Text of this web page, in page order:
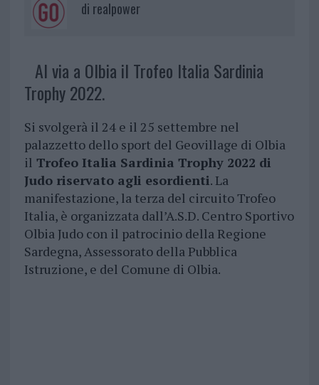
di realpower
Al via a Olbia il Trofeo Italia Sardinia
Trophy 2022.
Si svolgerà il 24 e il 25 settembre nel
palazzetto dello sport del Geovillage di Olbia
il Trofeo Italia Sardinia Trophy 2022 di
Judo riservato agli esordienti. La
manifestazione, la terza del circuito Trofeo
Italia, è organizzata dall’A.S.D. Centro Sportivo
Olbia Judo con il patrocinio della Regione
Sardegna, Assessorato della Pubblica
Istruzione, e del Comune di Olbia.